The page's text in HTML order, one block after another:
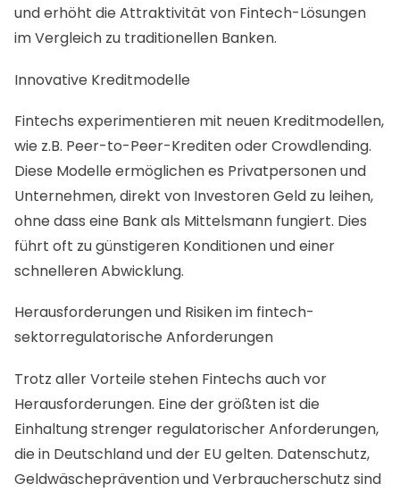
und erhöht die Attraktivität von Fintech-Lösungen
im Vergleich zu traditionellen Banken.
Innovative Kreditmodelle
Fintechs experimentieren mit neuen Kreditmodellen,
wie z.B. Peer-to-Peer-Krediten oder Crowdlending.
Diese Modelle ermöglichen es Privatpersonen und
Unternehmen, direkt von Investoren Geld zu leihen,
ohne dass eine Bank als Mittelsmann fungiert. Dies
führt oft zu günstigeren Konditionen und einer
schnelleren Abwicklung.
Herausforderungen und Risiken im fintech-
sektorregulatorische Anforderungen
Trotz aller Vorteile stehen Fintechs auch vor
Herausforderungen. Eine der größten ist die
Einhaltung strenger regulatorischer Anforderungen,
die in Deutschland und der EU gelten. Datenschutz,
Geldwäscheprävention und Verbraucherschutz sind